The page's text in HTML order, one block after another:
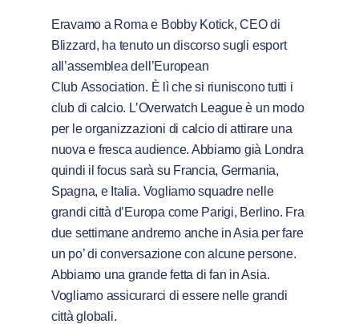
Eravamo a Roma e Bobby Kotick, CEO di
Blizzard, ha tenuto un discorso sugli esport
all’assemblea dell’European
Club Association. È lì che si riuniscono tutti i
club di calcio. L’Overwatch League è un modo
per le organizzazioni di calcio di attirare una
nuova e fresca audience. Abbiamo già Londra
quindi il focus sarà su Francia, Germania,
Spagna, e Italia. Vogliamo squadre nelle
grandi città d’Europa come Parigi, Berlino. Fra
due settimane andremo anche in Asia per fare
un po’ di conversazione con alcune persone.
Abbiamo una grande fetta di fan in Asia.
Vogliamo assicurarci di essere nelle grandi
città globali.